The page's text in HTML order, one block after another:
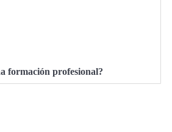
formación profesional?